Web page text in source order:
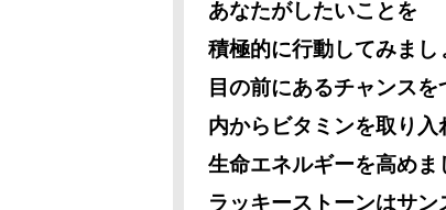
あなたがしたいことを
積極的に行動してみまし
目の前にあるチャンスを
内からビタミンを取り入
生命エネルギーを高めま
ラッキーストーンはサ